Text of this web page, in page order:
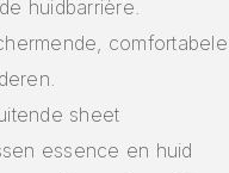
huidbarrière.
comfortabele
sheet
essence en huid